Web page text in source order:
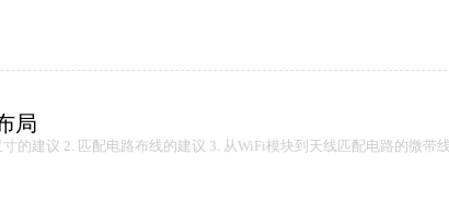
局
的建议 2. 匹配电路布线的建议 3. 从WiFi模块到天线匹配电路的微带